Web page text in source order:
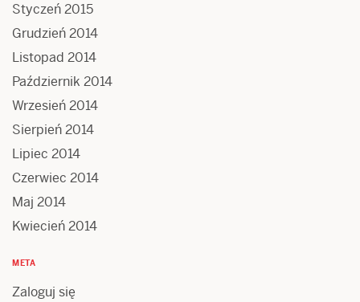
Styczeń 2015
Grudzień 2014
Listopad 2014
Październik 2014
Wrzesień 2014
Sierpień 2014
Lipiec 2014
Czerwiec 2014
Maj 2014
Kwiecień 2014
META
Zaloguj się